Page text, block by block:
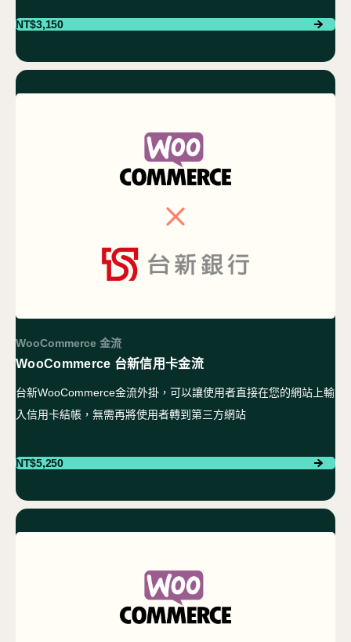
NT$3,150
WooCommerce 金流
WooCommerce 台新信用卡金流
台新WooCommerce金流外掛，可以讓使用者直接在您的網站上輸
入信用卡結帳，無需再將使用者轉到第三方網站
NT$5,250